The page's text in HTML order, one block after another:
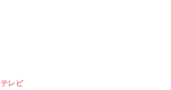
テレビ